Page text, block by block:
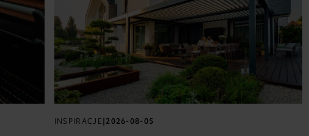
INSPIRACJE 2026-08-05